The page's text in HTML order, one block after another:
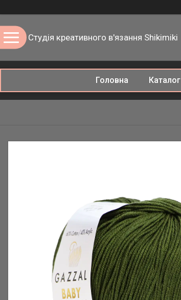
Студія креативного в'язання Shikimiki
Головна Каталог